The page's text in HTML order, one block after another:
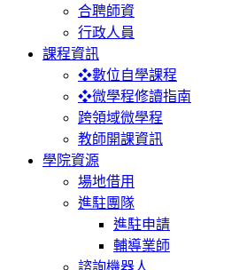
合聘師資
行政人員
課程資訊
❖數位自學課程
❖微學程修讀指南
跨領域微學程
教師開課資訊
學院資源
場地借用
進駐團隊
進駐申請
輔導業師
諮詢機器人